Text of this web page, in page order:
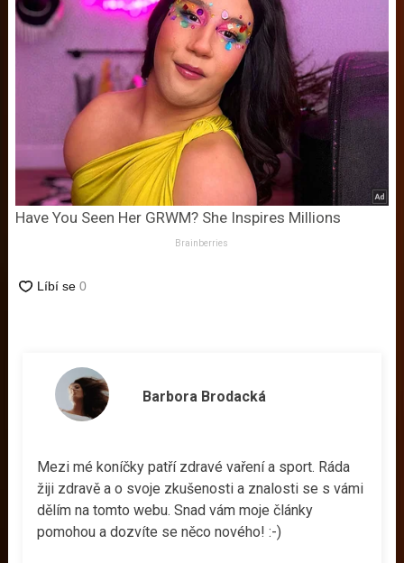
Have You Seen Her GRWM? She Inspires Millions
Brainberries
Barbora Brodacká
Mezi mé koníčky patří zdravé vaření a sport. Ráda
žiji zdravě a o svoje zkušenosti a znalosti se s vámi
dělím na tomto webu. Snad vám moje články
pomohou a dozvíte se něco nového! :-)